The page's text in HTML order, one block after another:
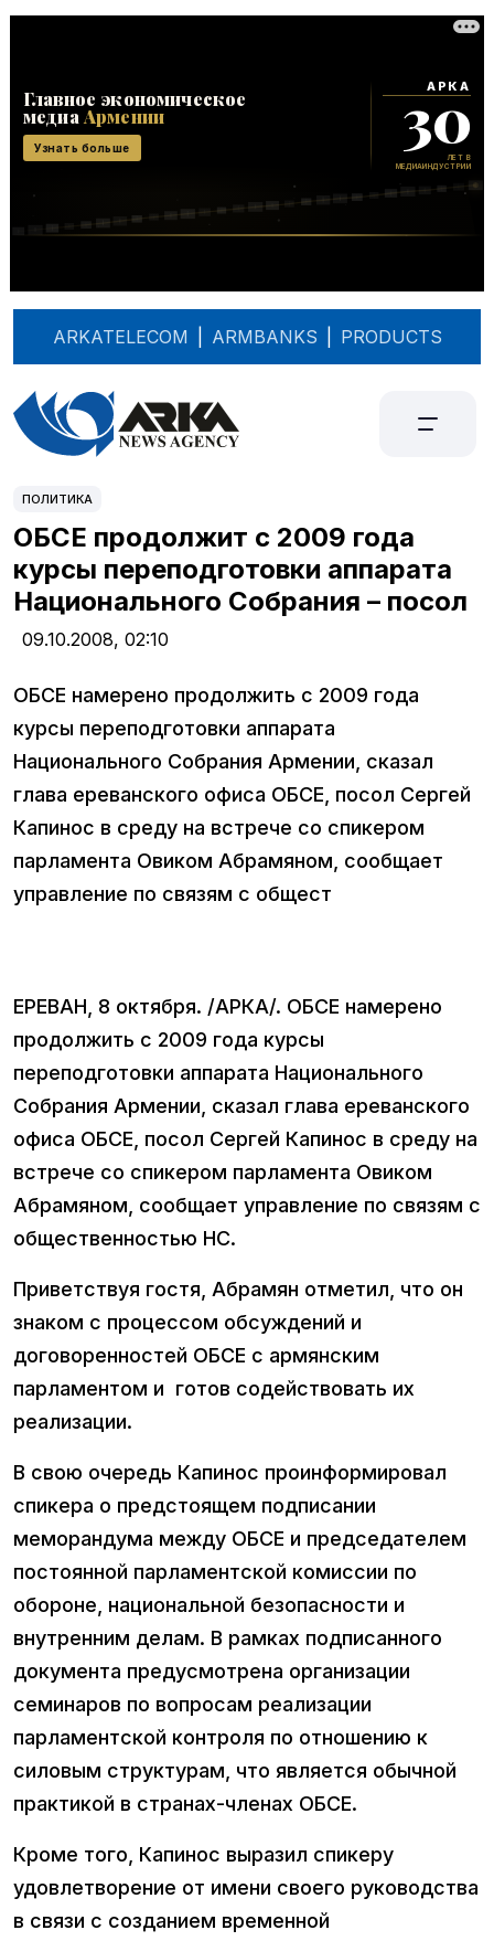
ARKATELECOM ARMBANKS PRODUCTS
ПОЛИТИКА
ОБСЕ продолжит с 2009 года
курсы переподготовки аппарата
Национального Собрания – посол
09.10.2008, 02:10
ОБСЕ намерено продолжить с 2009 года
курсы переподготовки аппарата
Национального Собрания Армении, сказал
глава ереванского офиса ОБСЕ, посол Сергей
Капинос в среду на встрече со спикером
парламента Овиком Абрамяном, сообщает
управление по связям с общест
ЕРЕВАН, 8 октября. /АРКА/. ОБСЕ намерено
продолжить с 2009 года курсы
переподготовки аппарата Национального
Собрания Армении, сказал глава ереванского
офиса ОБСЕ, посол Сергей Капинос в среду на
встрече со спикером парламента Овиком
Абрамяном, сообщает управление по связям с
общественностью НС.
Приветствуя гостя, Абрамян отметил, что он
знаком с процессом обсуждений и
договоренностей ОБСЕ с армянским
парламентом и готов содействовать их
реализации.
В свою очередь Капинос проинформировал
спикера о предстоящем подписании
меморандума между ОБСЕ и председателем
постоянной парламентской комиссии по
обороне, национальной безопасности и
внутренним делам. В рамках подписанного
документа предусмотрена организации
семинаров по вопросам реализации
парламентской контроля по отношению к
силовым структурам, что является обычной
практикой в странах-членах ОБСЕ.
Кроме того, Капинос выразил спикеру
удовлетворение от имени своего руководства
в связи с созданием временной